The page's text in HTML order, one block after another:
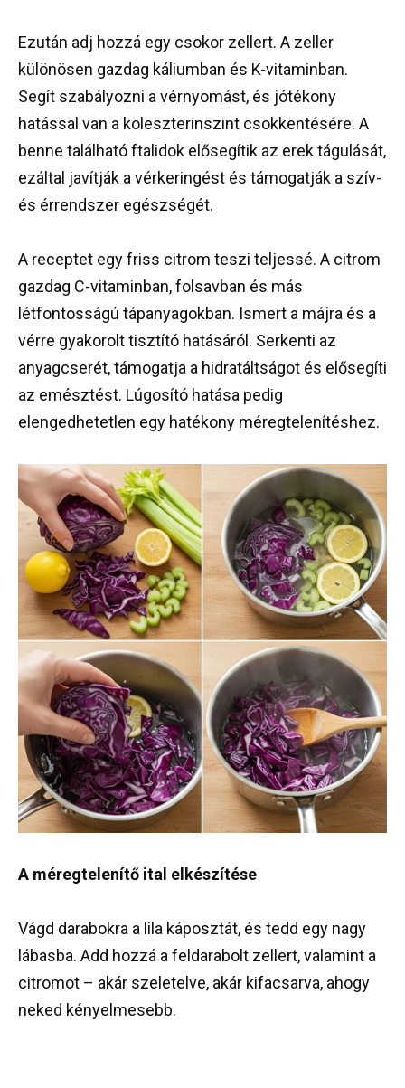
Ezután adj hozzá egy csokor zellert. A zeller
különösen gazdag káliumban és K-vitaminban.
Segít szabályozni a vérnyomást, és jótékony
hatással van a koleszterinszint csökkentésére. A
benne található ftalidok elősegítik az erek tágulását,
ezáltal javítják a vérkeringést és támogatják a szív-
és érrendszer egészségét.
A receptet egy friss citrom teszi teljessé. A citrom
gazdag C-vitaminban, folsavban és más
létfontosságú tápanyagokban. Ismert a májra és a
vérre gyakorolt tisztító hatásáról. Serkenti az
anyagcserét, támogatja a hidratáltságot és elősegíti
az emésztést. Lúgosító hatása pedig
elengedhetetlen egy hatékony méregtelenítéshez.
A méregtelenítő ital elkészítése
Vágd darabokra a lila káposztát, és tedd egy nagy
lábasba. Add hozzá a feldarabolt zellert, valamint a
citromot – akár szeletelve, akár kifacsarva, ahogy
neked kényelmesebb.